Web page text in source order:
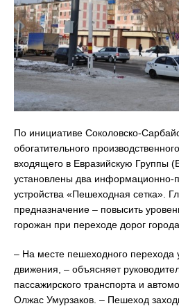
По инициативе Соколовско-
обогатительного
входящего в Евразийскую Группы
установлены два информационно-
устройства «Пешеходная сетка».
предназначение – повысить
горожан при переходе дорог города.
– На месте пешеходного перехода
движения, – объясняет
пассажирского транспорта и
Олжас Умурзаков. – Пешеход